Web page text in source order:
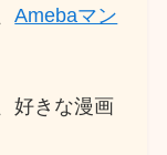
Amebaマン
好きな漫画